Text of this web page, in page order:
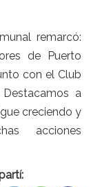
remarcó:
de Puerto
con el Club
a
creciendo y
acciones